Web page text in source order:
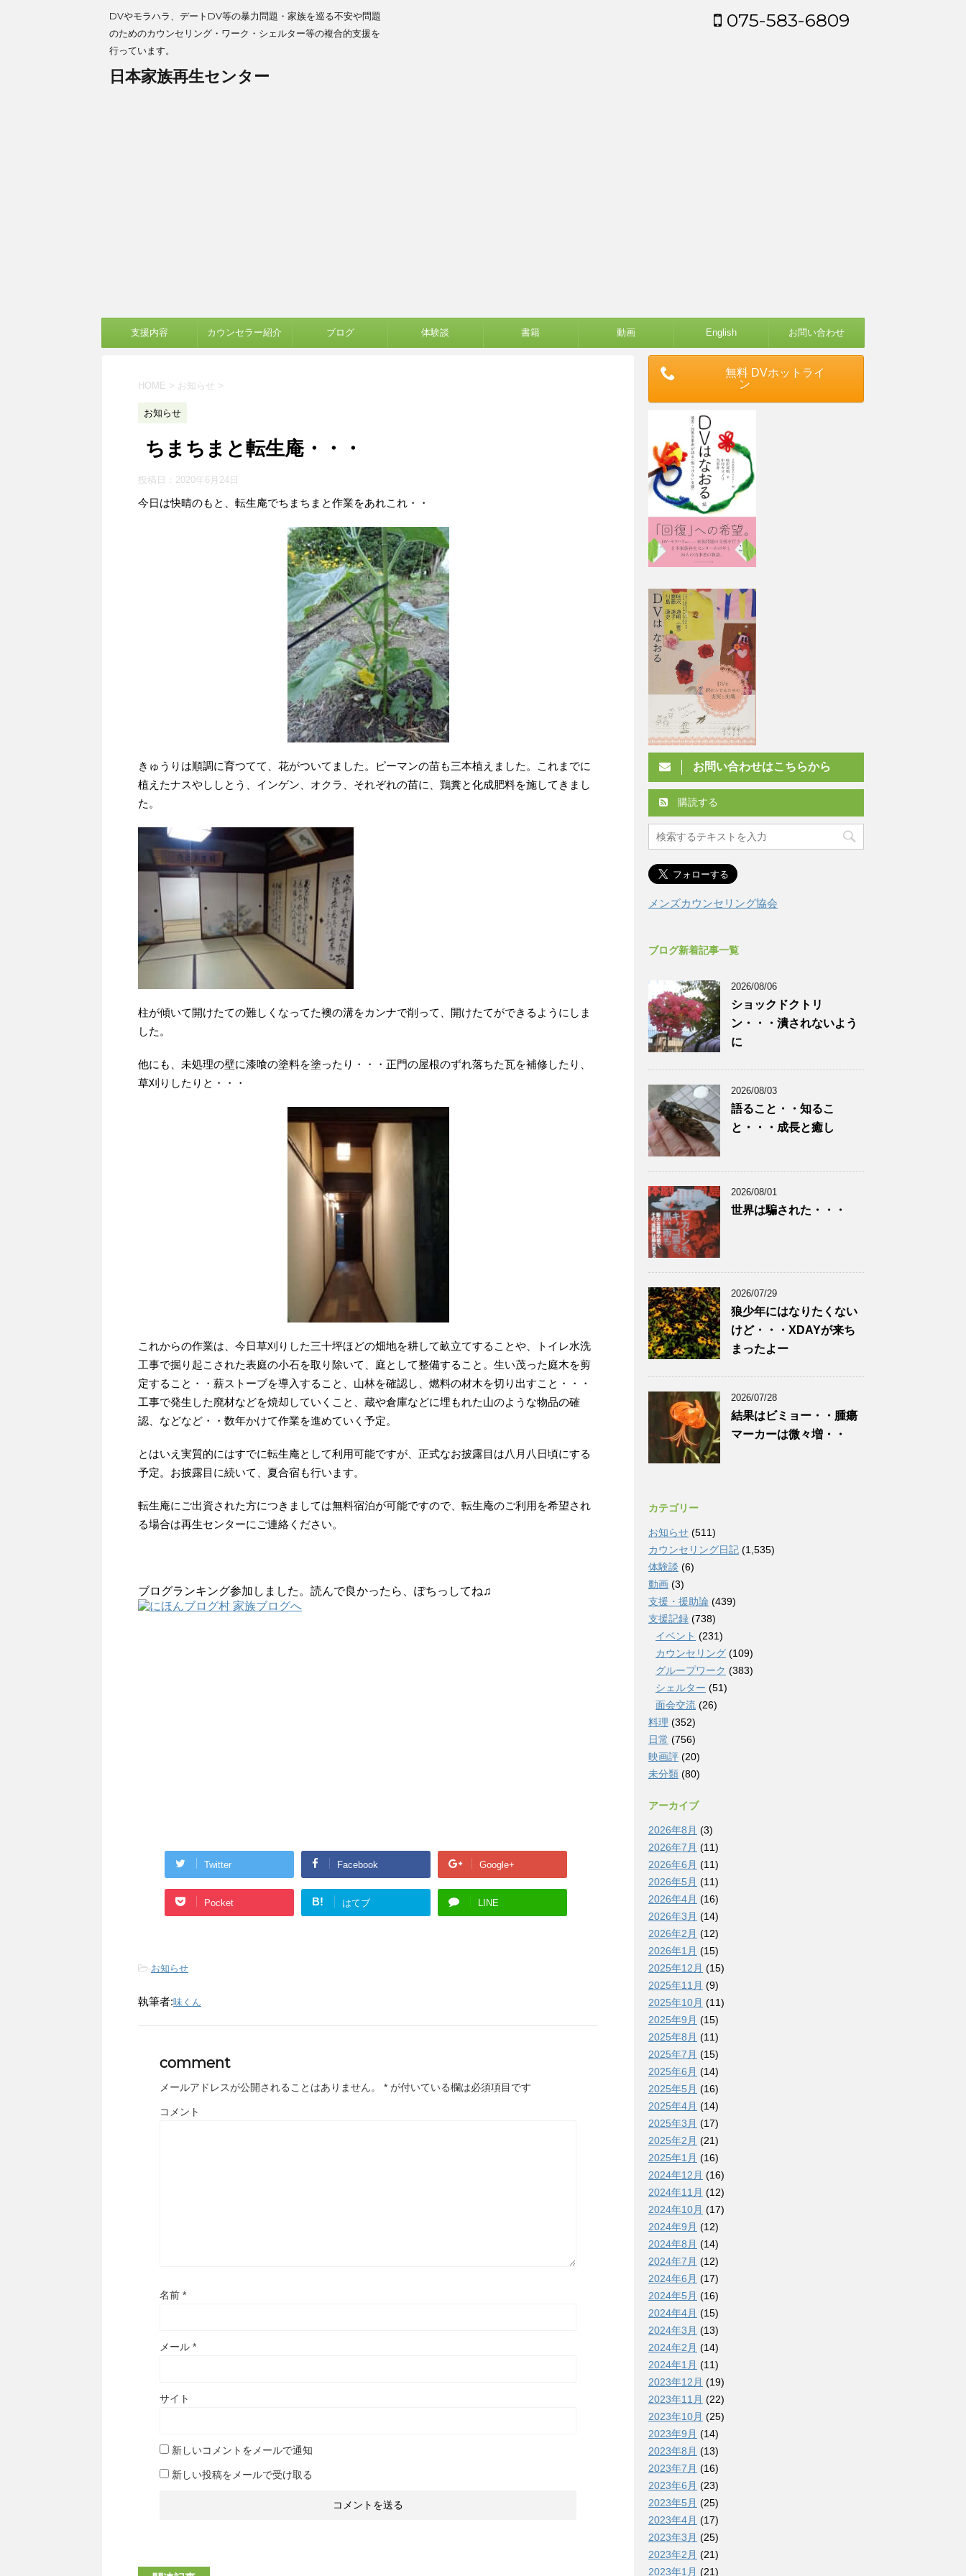
DVやモラハラ、デートDV等の暴力問題・家族を巡る不安や問題
のためのカウンセリング・ワーク・シェルター等の複合的支援を
行っています。
日本家族再生センター
075-583-6809
支援内容 カウンセラー紹介 ブログ 体験談 書籍 動画 English お問い合わせ
HOME > お知らせ >
お知らせ
ちまちまと転生庵・・・
投稿日： 2020年6月24日
今日は快晴のもと、転生庵でちまちまと作業をあれこれ・・
きゅうりは順調に育つてて、花がついてました。ピーマンの苗も三本植えました。これまでに
植えたナスやししとう、インゲン、オクラ、それぞれの苗に、鶏糞と化成肥料を施してきまし
た。
柱が傾いて開けたての難しくなってた襖の溝をカンナで削って、開けたてができるようにしま
した。
他にも、未処理の壁に漆喰の塗料を塗ったり・・・正門の屋根のずれ落ちた瓦を補修したり、
草刈りしたりと・・・
これからの作業は、今日草刈りした三十坪ほどの畑地を耕して畝立てすることや、トイレ水洗
工事で掘り起こされた表庭の小石を取り除いて、庭として整備すること。生い茂った庭木を剪
定すること・・薪ストーブを導入すること、山林を確認し、燃料の材木を切り出すこと・・・
工事で発生した廃材などを焼却していくこと、蔵や倉庫などに埋もれた山のような物品の確
認、などなど・・数年かけて作業を進めていく予定。
とはいえ実質的にはすでに転生庵として利用可能ですが、正式なお披露目は八月八日頃にする
予定。お披露目に続いて、夏合宿も行います。
転生庵にご出資された方につきましては無料宿泊が可能ですので、転生庵のご利用を希望され
る場合は再生センターにご連絡ください。
ブログランキング参加しました。読んで良かったら、ぽちっしてね♫
Twitter Facebook Google+
Pocket B! はてブ LINE
-お知らせ
執筆者:味くん
comment
メールアドレスが公開されることはありません。 * が付いている欄は必須項目です
コメント
名前 *
メール *
サイト
新しいコメントをメールで通知
新しい投稿をメールで受け取る
無料 DVホットライ
ン
お問い合わせはこちらから
購読する
メンズカウンセリング協会
ブログ新着記事一覧
2026/08/06
ショックドクトリ
ン・・・潰されないよう
に
2026/08/03
語ること・・知るこ
と・・・成長と癒し
2026/08/01
世界は騙された・・・
2026/07/29
狼少年にはなりたくない
けど・・・XDAYが来ち
まったよー
2026/07/28
結果はビミョー・・腫瘍
マーカーは微々増・・
カテゴリー
お知らせ (511)
カウンセリング日記 (1,535)
体験談 (6)
動画 (3)
支援・援助論 (439)
支援記録 (738)
イベント (231)
カウンセリング (109)
グループワーク (383)
シェルター (51)
面会交流 (26)
料理 (352)
日常 (756)
映画評 (20)
未分類 (80)
アーカイブ
2026年8月 (3)
2026年7月 (11)
2026年6月 (11)
2026年5月 (11)
2026年4月 (16)
2026年3月 (14)
2026年2月 (12)
2026年1月 (15)
2025年12月 (15)
2025年11月 (9)
2025年10月 (11)
2025年9月 (15)
2025年8月 (11)
2025年7月 (15)
2025年6月 (14)
2025年5月 (16)
2025年4月 (14)
2025年3月 (17)
2025年2月 (21)
2025年1月 (16)
2024年12月 (16)
2024年11月 (12)
2024年10月 (17)
2024年9月 (12)
2024年8月 (14)
2024年7月 (12)
2024年6月 (17)
2024年5月 (16)
2024年4月 (15)
2024年3月 (13)
2024年2月 (14)
2024年1月 (11)
2023年12月 (19)
2023年11月 (22)
2023年10月 (25)
2023年9月 (14)
2023年8月 (13)
2023年7月 (16)
2023年6月 (23)
2023年5月 (25)
2023年4月 (17)
2023年3月 (25)
2023年2月 (21)
2023年1月 (21)